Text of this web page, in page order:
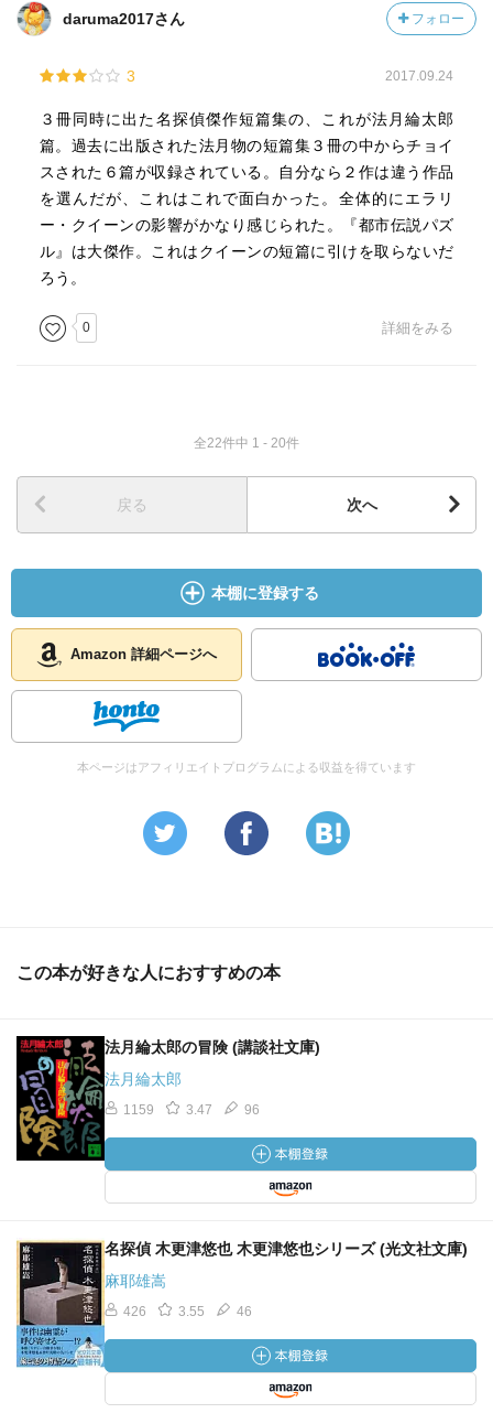
daruma2017さん フォロー
3 2017.09.24
３冊同時に出た名探偵傑作短篇集の、これが法月綸太郎
篇。過去に出版された法月物の短篇集３冊の中からチョイ
スされた６篇が収録されている。自分なら２作は違う作品
を選んだが、これはこれで面白かった。全体的にエラリ
ー・クイーンの影響がかなり感じられた。『都市伝説パズ
ル』は大傑作。これはクイーンの短篇に引けを取らないだ
ろう。
0 詳細をみる
全22件中 1 - 20件
戻る 次へ
本棚に登録する
Amazon 詳細ページへ
本ページはアフィリエイトプログラムによる収益を得ています
この本が好きな人におすすめの本
法月綸太郎の冒険 (講談社文庫)
法月綸太郎
1159 3.47 96
名探偵 木更津悠也 木更津悠也シリーズ (光文社文庫)
麻耶雄嵩
426 3.55 46